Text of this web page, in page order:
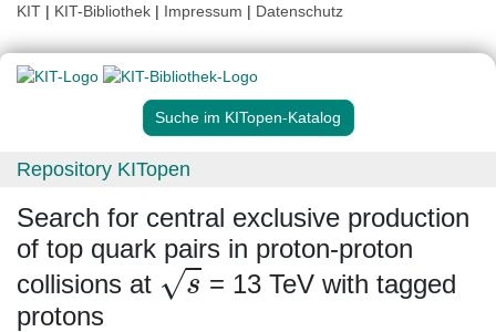
KIT | KIT-Bibliothek | Impressum | Datenschutz
Suche im KITopen-Katalog
Repository KITopen
Search for central exclusive production
of top quark pairs in proton-proton
collisions at
s
= 13 TeV with tagged
protons